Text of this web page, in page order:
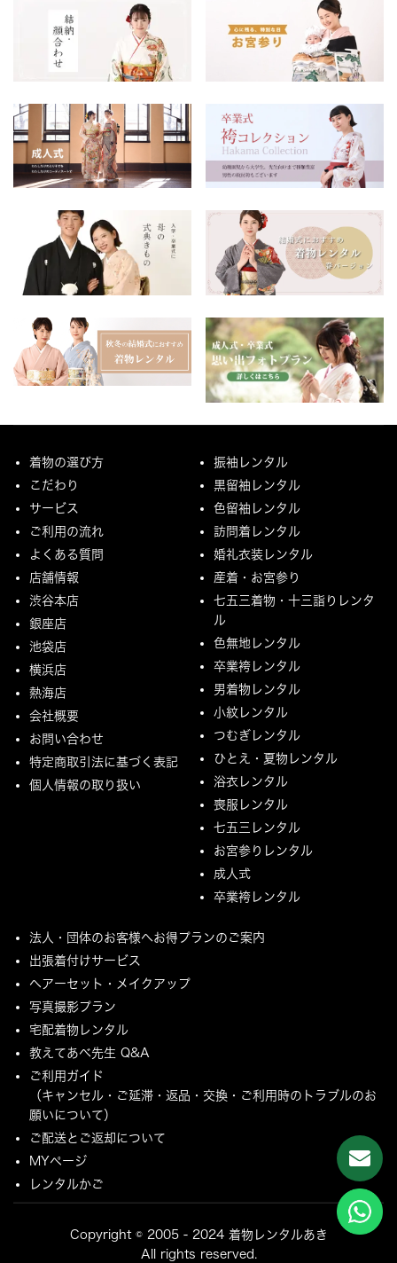
着物の選び方
こだわり
サービス
ご利用の流れ
よくある質問
店舗情報
渋谷本店
銀座店
池袋店
横浜店
熱海店
会社概要
お問い合わせ
特定商取引法に基づく表記
個人情報の取り扱い
振袖レンタル
黒留袖レンタル
色留袖レンタル
訪問着レンタル
婚礼衣装レンタル
産着・お宮参り
七五三着物・十三詣りレンタ
ル
色無地レンタル
卒業袴レンタル
男着物レンタル
小紋レンタル
つむぎレンタル
ひとえ・夏物レンタル
浴衣レンタル
喪服レンタル
七五三レンタル
お宮参りレンタル
成人式
卒業袴レンタル
法人・団体のお客様へお得プランのご案内
出張着付けサービス
ヘアーセット・メイクアップ
写真撮影プラン
宅配着物レンタル
教えてあべ先生 Q&A
ご利用ガイド
（キャンセル・ご延滞・返品・交換・ご利用時のトラブルのお
願いについて）
ご配送とご返却について
MYページ
レンタルかご
Copyright © 2005 - 2024 着物レンタルあき
All rights reserved.